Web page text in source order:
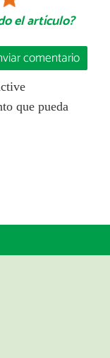
el artículo?
comentario
que pueda